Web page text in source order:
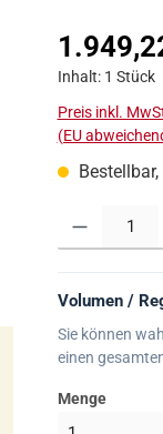
Regulärer
Inhalt: 1 Stück
Preis inkl.
(EU
Volumen /
Sie können
einen
Menge